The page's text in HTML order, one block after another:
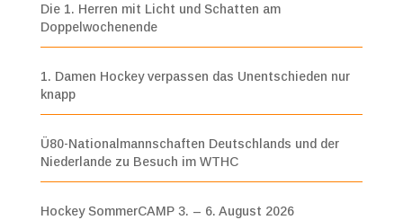
Die 1. Herren mit Licht und Schatten am
Doppelwochenende
1. Damen Hockey verpassen das Unentschieden nur
knapp
Ü80-Nationalmannschaften Deutschlands und der
Niederlande zu Besuch im WTHC
Hockey SommerCAMP 3. – 6. August 2026